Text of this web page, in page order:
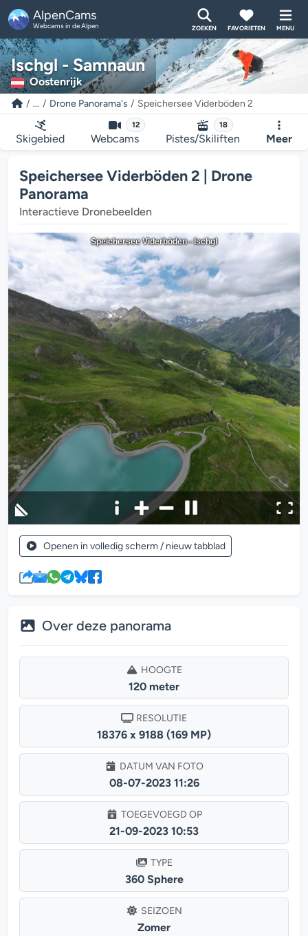
AlpenCams
Webcams in de Alpen ZOEKEN FAVORIETEN MENU
Ischgl - Samnaun
Oostenrijk
... Drone Panorama's Speichersee Viderböden 2
Skigebied
12
Webcams
18
Pistes/Skiliften Meer
Speichersee Viderböden 2 | Drone
Panorama
Interactieve Dronebeelden
Speichersee Viderböden - Ischgl
Openen in volledig scherm / nieuw tabblad
Over deze panorama
HOOGTE
120 meter
RESOLUTIE
18376 x 9188 (169 MP)
DATUM VAN FOTO
08-07-2023 11:26
TOEGEVOEGD OP
21-09-2023 10:53
TYPE
360 Sphere
SEIZOEN
Zomer